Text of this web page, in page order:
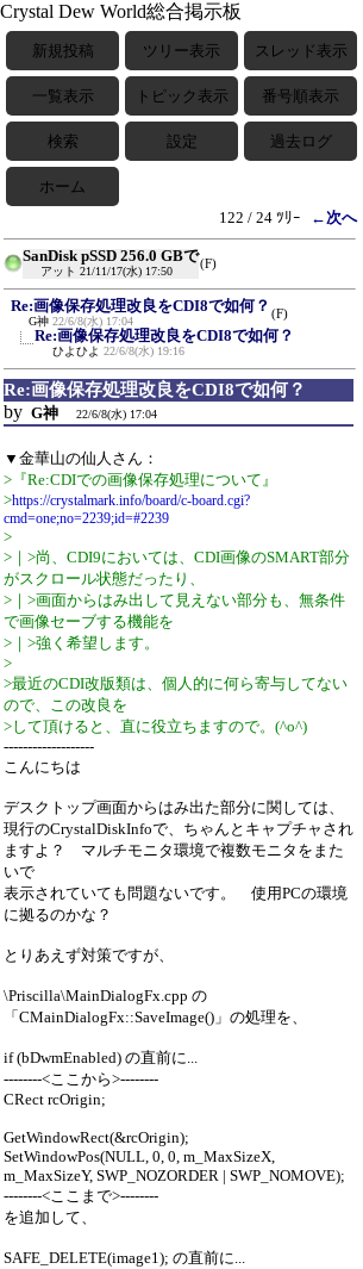
Crystal Dew World総合掲示板
新規投稿 ツリー表示 スレッド表示
一覧表示 トピック表示 番号順表示
検索 設定 過去ログ
ホーム
122 / 24 ﾂﾘｰ
←次へ
SanDisk pSSD 256.0 GBで
アット 21/11/17(水) 17:50
(F)
Re:画像保存処理改良をCDI8で如何？
G神 22/6/8(水) 17:04
(F)
Re:画像保存処理改良をCDI8で如何？
ひよひよ 22/6/8(水) 19:16
Re:画像保存処理改良をCDI8で如何？
by G神 22/6/8(水) 17:04
▼金華山の仙人さん：
>『Re:CDIでの画像保存処理について』
>https://crystalmark.info/board/c-board.cgi?
cmd=one;no=2239;id=#2239
>
>｜>尚、CDI9においては、CDI画像のSMART部分
がスクロール状態だったり、
>｜>画面からはみ出して見えない部分も、無条件
で画像セーブする機能を
>｜>強く希望します。
>
>最近のCDI改版類は、個人的に何ら寄与してない
ので、この改良を
>して頂けると、直に役立ちますので。(^o^)
-------------------
こんにちは
デスクトップ画面からはみ出た部分に関しては、
現行のCrystalDiskInfoで、ちゃんとキャプチャされ
ますよ？ マルチモニタ環境で複数モニタをまた
いで
表示されていても問題ないです。 使用PCの環境
に拠るのかな？
とりあえず対策ですが、
\Priscilla\MainDialogFx.cpp の
「CMainDialogFx::SaveImage()」の処理を、
if (bDwmEnabled) の直前に...
--------<ここから>--------
CRect rcOrigin;
GetWindowRect(&rcOrigin);
SetWindowPos(NULL, 0, 0, m_MaxSizeX,
m_MaxSizeY, SWP_NOZORDER | SWP_NOMOVE);
--------<ここまで>--------
を追加して、
SAFE_DELETE(image1); の直前に...